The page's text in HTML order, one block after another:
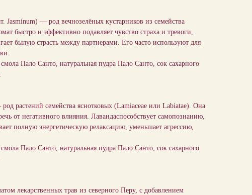
— род вечнозелёных кустарников из семейства
быстро и эффективно подавляет чувство страха и тревоги,
былую страсть между партнерами. Его часто используют для
Пало Санто, натуральная пудра Пало Санто, сок сахарного
семейства яснотковых (Lamiaceae или Labiatae). Она
от негативного влияния. Лавандаспособствует самопознанию,
полную энергетическую релаксацию, уменьшает агрессию,
Пало Санто, натуральная пудра Пало Санто, сок сахарного
лекарственных трав из северного Перу, с добавлением